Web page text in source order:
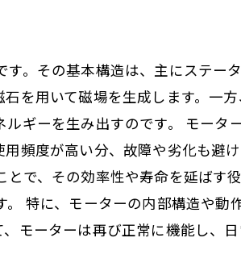
。その基本構造は、主にステー
を用いて磁場を生成します。一
ギーを生み出すのです。 モータ
頻度が高い分、故障や劣化も避
で、その効率性や寿命を延ばす
特に、モーターの内部構造や動
モーターは再び正常に機能し、